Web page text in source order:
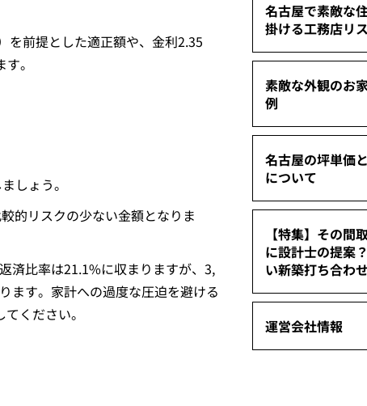
を前提とした適正額や、金利2.35
。
しょう。
的リスクの少ない金額となりま
済比率は21.1%に収まりますが、3,
ます。家計への過度な圧迫を避ける
ください。
名古屋で素敵な
掛ける工務店リ
素敵な外観のお
例
名古屋の坪単価
について
【特集】その間
に設計士の提案
い新築打ち合わ
運営会社情報